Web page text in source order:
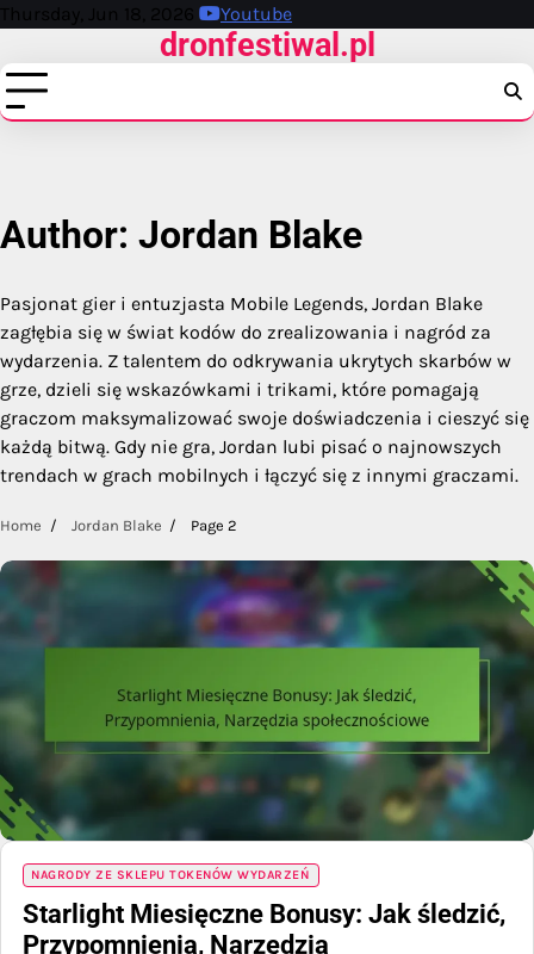
Skip
content
Thursday, Jun 18, 2026 Youtube
dronfestiwal.pl
Author: Jordan Blake
Pasjonat gier i entuzjasta Mobile Legends, Jordan Blake
zagłębia się w świat kodów do zrealizowania i nagród za
wydarzenia. Z talentem do odkrywania ukrytych skarbów w
grze, dzieli się wskazówkami i trikami, które pomagają
graczom maksymalizować swoje doświadczenia i cieszyć się
każdą bitwą. Gdy nie gra, Jordan lubi pisać o najnowszych
trendach w grach mobilnych i łączyć się z innymi graczami.
Home Jordan Blake Page 2
NAGRODY ZE SKLEPU TOKENÓW WYDARZEŃ
Starlight Miesięczne Bonusy: Jak śledzić,
Przypomnienia, Narzędzia